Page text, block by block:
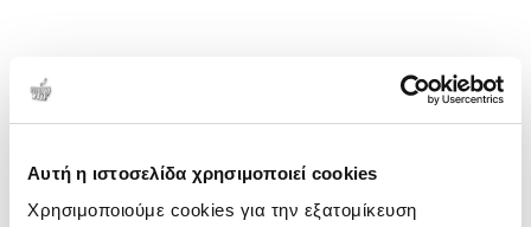
Αυτή η ιστοσελίδα χρησιμοποιεί cookies
Χρησιμοποιούμε cookies για την εξατομίκευση